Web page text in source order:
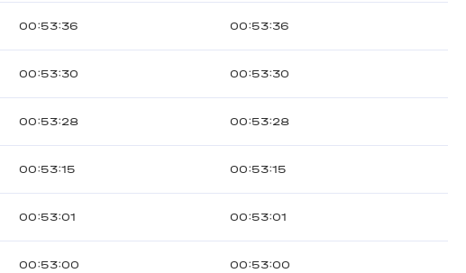
00:53:36 00:53:36
00:53:30 00:53:30
00:53:28 00:53:28
00:53:15 00:53:15
00:53:01 00:53:01
00:53:00 00:53:00